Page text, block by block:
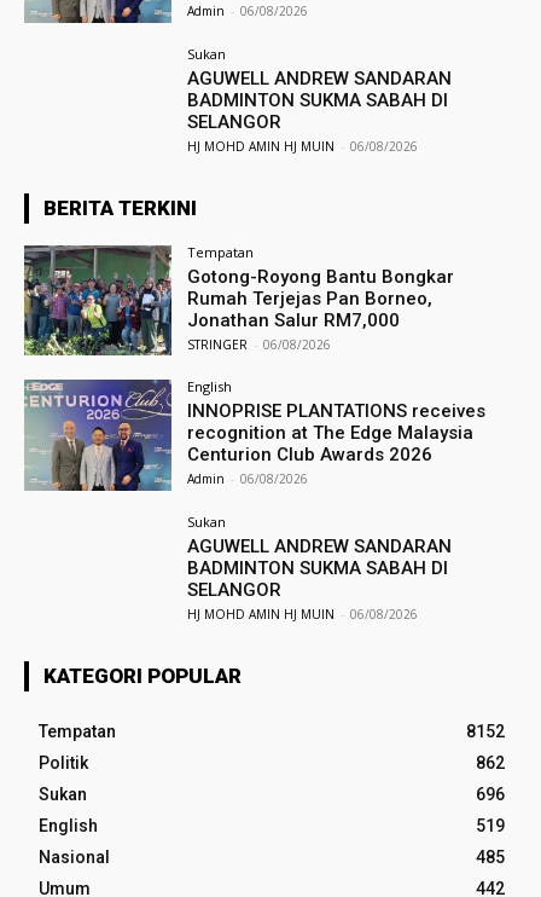
Admin - 06/08/2026
Sukan
AGUWELL ANDREW SANDARAN
BADMINTON SUKMA SABAH DI
SELANGOR
HJ MOHD AMIN HJ MUIN - 06/08/2026
BERITA TERKINI
Tempatan
Gotong-Royong Bantu Bongkar
Rumah Terjejas Pan Borneo,
Jonathan Salur RM7,000
STRINGER - 06/08/2026
English
INNOPRISE PLANTATIONS receives
recognition at The Edge Malaysia
Centurion Club Awards 2026
Admin - 06/08/2026
Sukan
AGUWELL ANDREW SANDARAN
BADMINTON SUKMA SABAH DI
SELANGOR
HJ MOHD AMIN HJ MUIN - 06/08/2026
KATEGORI POPULAR
Tempatan
8152
Politik
862
Sukan
696
English
519
Nasional
485
Umum
442